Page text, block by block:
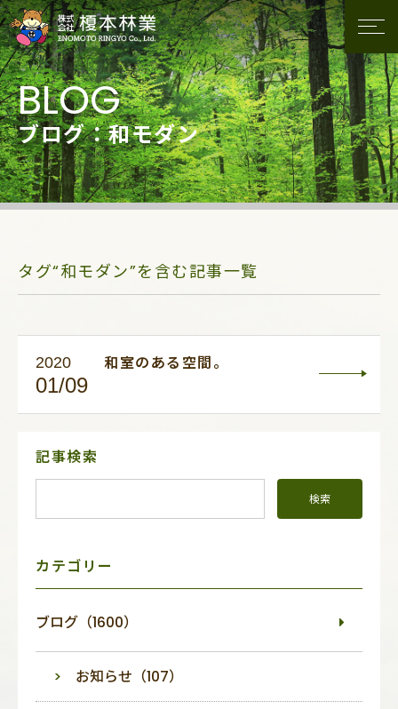
ブログ：和モダン
タグ“和モダン”を含む記事一覧
2020
01/09
和室のある空間。
サ
ニ
記事検索
カテゴリー
ブログ（1600）
お知らせ（107）